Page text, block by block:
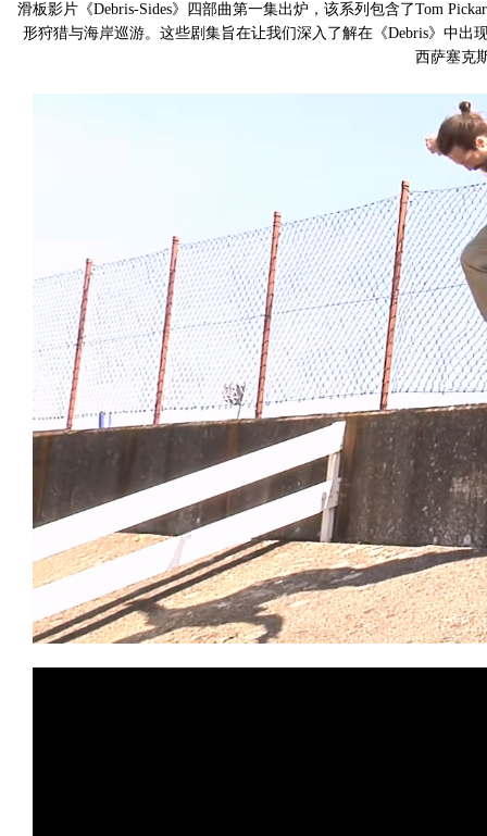
滑板影片《Debris-Sides》四部曲第一集出炉，该系列包含了Tom
形狩猎与海岸巡游。这些剧集旨在让我们深入了解在《Debris》中
西萨塞克